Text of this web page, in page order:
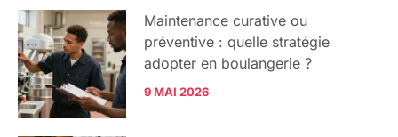
Maintenance curative ou
préventive : quelle stratégie
adopter en boulangerie ?
9 MAI 2026